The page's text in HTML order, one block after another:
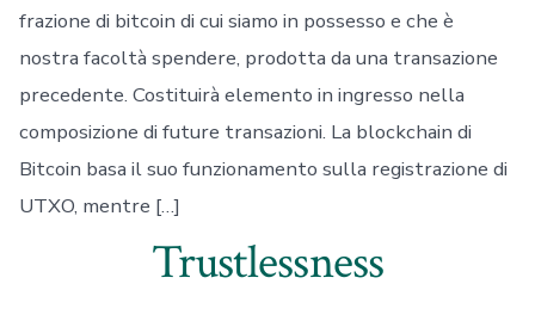
frazione di bitcoin di cui siamo in possesso e che è
nostra facoltà spendere, prodotta da una transazione
precedente. Costituirà elemento in ingresso nella
composizione di future transazioni. La blockchain di
Bitcoin basa il suo funzionamento sulla registrazione di
UTXO, mentre […]
Trustlessness